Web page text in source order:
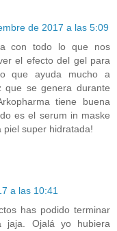
de 2017 a las 5:09
con todo lo que nos
el efecto del gel para
que ayuda mucho a
que se genera durante
tiene buena
es el serum in maske
piel super hidratada!
a las 10:41
has podido terminar
jaja. Ojalá yo hubiera